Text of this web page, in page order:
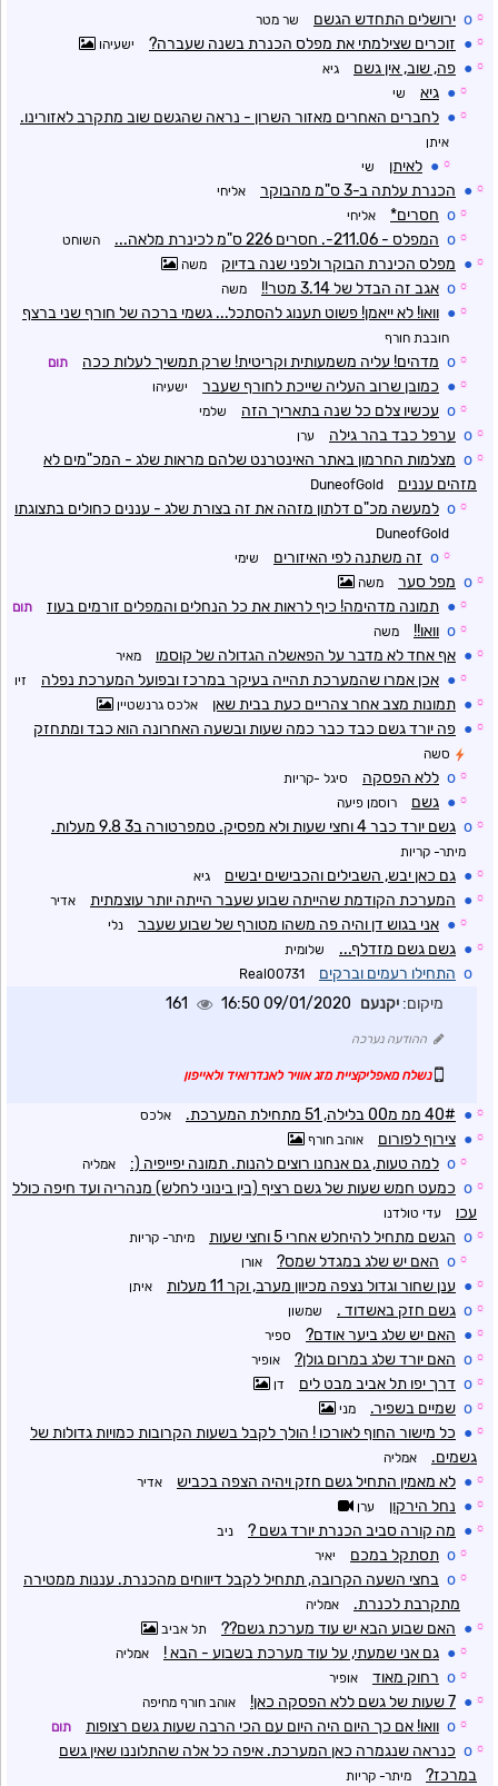
☼
o ירושלים התחדש הגשם שר מטר
☼
● זוכרים שצילמתי את מפלס הכנרת בשנה שעברה? ישעיהו
☼
● פה, שוב, אין גשם גיא
☼
● גיא שי
☼
● לחברים האחרים מאזור השרון - נראה שהגשם שוב מתקרב לאזורינו.
איתן
☼
● לאיתן שי
☼
● הכנרת עלתה ב-3 ס"מ מהבוקר אליחי
☼
o חסרים* אליחי
☼
o המפלס - 211.06-. חסרים 226 ס"מ לכינרת מלאה... השוחט
☼
● מפלס הכינרת הבוקר ולפני שנה בדיוק משה
☼
o אגב זה הבדל של 3.14 מטר!! משה
☼
● וואו! לא ייאמן! פשוט תענוג להסתכל... גשמי ברכה של חורף שני ברצף
חובבת חורף
☼
o מדהים! עליה משמעותית וקריטית! שרק תמשיך לעלות ככה תום
☼
● כמובן שרוב העליה שייכת לחורף שעבר ישעיהו
☼
o עכשיו צלם כל שנה בתאריך הזה שלמי
☼
o ערפל כבד בהר גילה ערן
☼
o מצלמות החרמון באתר האינטרנט שלהם מראות שלג - המכ"מים לא
מזהים עננים
DuneofGold
☼
o למעשה מכ"ם דלתון מזהה את זה בצורת שלג - עננים כחולים בתצוגתו
DuneofGold
☼
o זה משתנה לפי האיזורים שימי
☼
o מפל סער משה
☼
● תמונה מדהימה! כיף לראות את כל הנחלים והמפלים זורמים בעוז תום
☼
o וואו!! משה
☼
● אף אחד לא מדבר על הפאשלה הגדולה של קוסמו מאיר
☼
● אכן אמרו שהמערכת תהייה בעיקר במרכז ובפועל המערכת נפלה זיו
☼
● תמונות מצב אחר צהריים כעת בבית שאן אלכס גרנשטיין
☼
● פה יורד גשם כבד כבר כמה שעות ובשעה האחרונה הוא כבד ומתחזק
סשה
☼
o ללא הפסקה סיגל -קריות
☼
● גשם רוסמן פיעה
☼
o גשם יורד כבר 4 וחצי שעות ולא מפסיק. טמפרטורה ב3 9.8 מעלות.
מיתר- קריות
☼
● גם כאן יבש, השבילים והכבישים יבשים גיא
☼
● המערכת הקודמת שהייתה שבוע שעבר הייתה יותר עוצמתית אדיר
☼
● אני בגוש דן והיה פה משהו מטורף של שבוע שעבר נלי
☼
● גשם גשם מזדלף... שלומית
o התחילו רעמים וברקים Real00731
מיקום: יקנעם 09/01/2020 16:50
161
ההודעה נערכה
נשלח מאפליקציית מזג אוויר לאנדרואיד ולאייפון
☼
● 40# ממ מ00 בלילה, 51 מתחילת המערכת. אלכס
☼
● צירוף לפורום אוהב חורף
☼
o למה טעות, גם אנחנו רוצים להנות. תמונה יפייפיה (: אמליה
☼
o כמעט חמש שעות של גשם רציף (בין בינוני לחלש) מנהריה ועד חיפה כולל
עכו
עדי טולדנו
☼
o הגשם מתחיל להיחלש אחרי 5 וחצי שעות מיתר- קריות
☼
o האם יש שלג במגדל שמס? אורן
☼
● ענן שחור וגדול נצפה מכיוון מערב, וקר 11 מעלות איתן
☼
o גשם חזק באשדוד . שמשון
☼
● האם יש שלג ביער אודם? ספיר
☼
o האם יורד שלג במרום גולן? אופיר
☼
o דרך יפו תל אביב מבט לים דן
☼
o שמיים בשפיר. מני
☼
● כל מישור החוף לאורכו ! הולך לקבל בשעות הקרובות כמויות גדולות של
גשמים.
אמליה
☼
● לא מאמין התחיל גשם חזק ויהיה הצפה בכביש אדיר
☼
● נחל הירקון ערן
☼
● מה קורה סביב הכנרת יורד גשם ? ניב
☼
o תסתקל במכם יאיר
☼
o בחצי השעה הקרובה, תתחיל לקבל דיווחים מהכנרת. עננות ממטירה
מתקרבת לכנרת.
אמליה
☼
● האם שבוע הבא יש עוד מערכת גשם?? תל אביב
☼
● גם אני שמעתי, על עוד מערכת בשבוע - הבא ! אמליה
☼
o רחוק מאוד אופיר
☼
● 7 שעות של גשם ללא הפסקה כאן! אוהב חורף מחיפה
☼
o וואו! אם כך היום היה היום עם הכי הרבה שעות גשם רצופות תום
☼
o כנראה שנגמרה כאן המערכת. איפה כל אלה שהתלוננו שאין גשם
במרכז?
מיתר- קריות